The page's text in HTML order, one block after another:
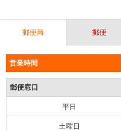
郵便局 郵便
営業時間
郵便窓口
平日
土曜日